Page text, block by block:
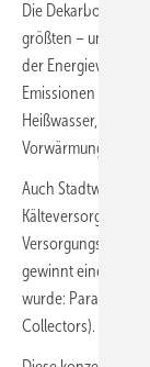
Die
größten – und
der Energiewende.
Emissionen nicht
Heißwasser,
Vorwärmung.
Auch Stadtwerke
Kälteversorgung
gewinnt eine
wurde:
Collectors).